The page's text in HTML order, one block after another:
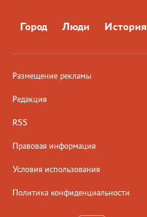
Город Люди История
Размещение рекламы
Редакция
RSS
Правовая информация
Условия использования
Политика конфиденциальности